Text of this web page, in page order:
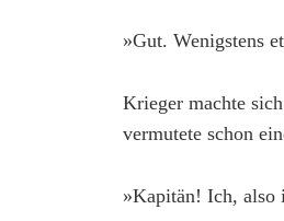
»Gut. Wenigstens
Krieger machte
vermutete schon
»Kapitän! Ich, also